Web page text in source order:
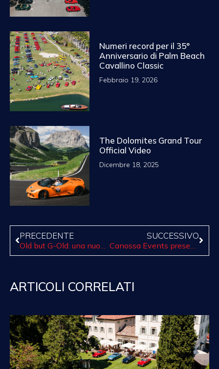
Numeri record per il 35°
Anniversario di Palm Beach
Cavallino Classic
Febbraio 19, 2026
The Dolomites Grand Tour
Official Video
Dicembre 18, 2025
PRECEDENTE SUCCESSIVO
ARTICOLI CORRELATI